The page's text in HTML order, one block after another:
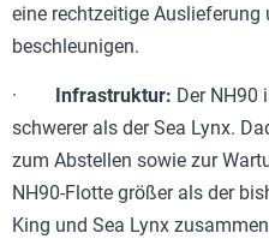
eine rechtzeitige
beschleunigen.
· Infrastruktur: Der NH90
schwerer als der Sea Lynx.
zum Abstellen sowie zur
NH90-Flotte größer als der
King und Sea Lynx